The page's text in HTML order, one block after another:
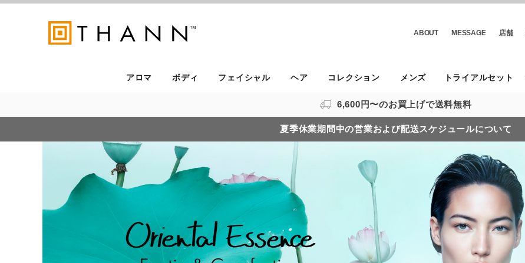
ABOUT MESSAGE 店舗
アロマ ボディ フェイシャル ヘア コレクション メンズ トライアルセット
6,600円〜のお買上げで送料無料
夏季休業期間中の営業および配送スケジュールについて